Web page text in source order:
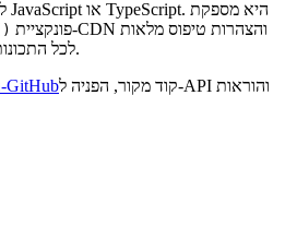
פונקציית
של TypeScript לכל התכונות של הרכיבים.
wink-travel/wink-elements ב-GitHubקוד מקור, הפניה ל-API והוראות